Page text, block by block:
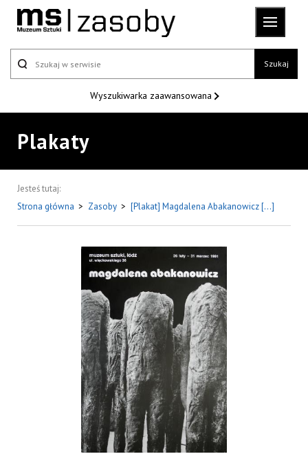
Szukaj
Wyszukiwarka zaawansowana
Plakaty
Jesteś tutaj:
Strona główna > Zasoby > [Plakat] Magdalena Abakanowicz […]